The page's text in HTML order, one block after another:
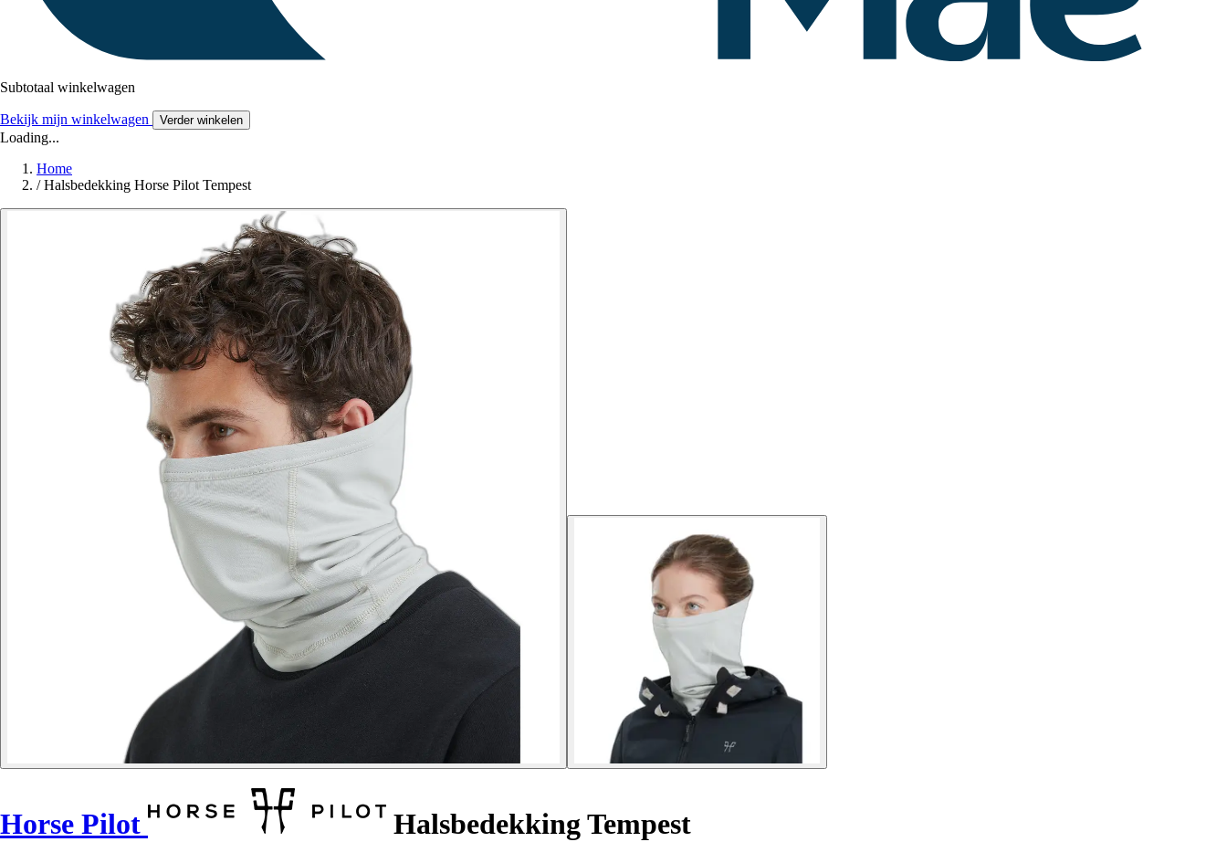
Subtotaal winkelwagen
Bekijk mijn winkelwagen Verder winkelen
Loading...
Home
/ Halsbedekking Horse Pilot Tempest
Horse Pilot Halsbedekking Tempest